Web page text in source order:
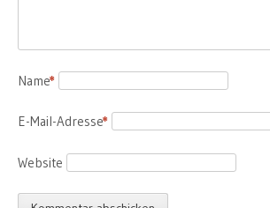
Name
*
E-Mail-Adresse
*
Website